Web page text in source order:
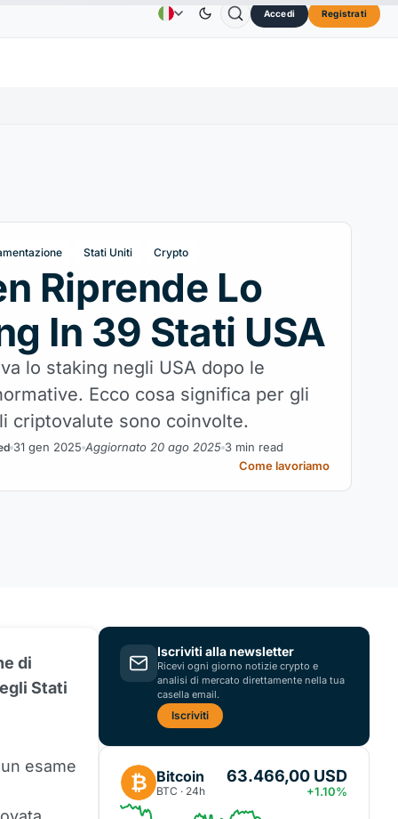
TRONTRX0,3264 USD ↓0.30% DogecoinDOGE
ContattiAbout Us Accedi Registrati
Stati Uniti Crypto
Riprende Lo
In 39 Stati USA
lo staking negli USA dopo le
Ecco cosa significa per gli
criptovalute sono coinvolte.
31 gen 2025 Aggiornato 20 ago 2025 3 min read
Come lavoriamo
di
Stati
esame
Iscriviti alla newsletter
Ricevi ogni giorno notizie crypto e
analisi di mercato direttamente nella tua
casella email.
Iscriviti
₿ Bitcoin
BTC · 24h
63.466,00 USD
+1.10%